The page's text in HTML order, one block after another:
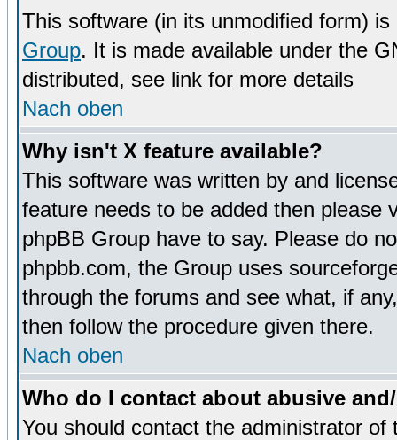
This software (in its unmodified form)
Group. It is made available under the
distributed, see link for more details
Nach oben
Why isn't X feature available?
This software was written by and
feature needs to be added then please
phpBB Group have to say. Please do
phpbb.com, the Group uses
through the forums and see what, if
then follow the procedure given there.
Nach oben
Who do I contact about abusive
You should contact the administrator